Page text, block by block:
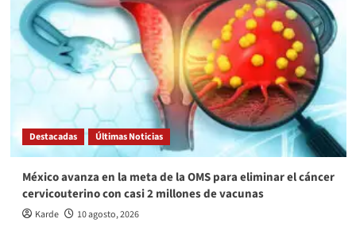
Destacadas Últimas Noticias
México avanza en la meta de la OMS para eliminar el cáncer
cervicouterino con casi 2 millones de vacunas
Karde 10 agosto, 2026